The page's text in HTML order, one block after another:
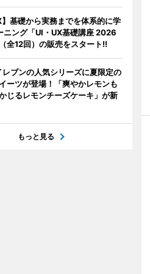
】基礎から実務までを体系的に学
ニング「UI・UX基礎講座 2026
全12回）の販売をスタート!!
レブンの人気シリーズに夏限定の
ーツが登場！「爽やかレモンも
じるレモンチーズケーキ」が新
もっと見る